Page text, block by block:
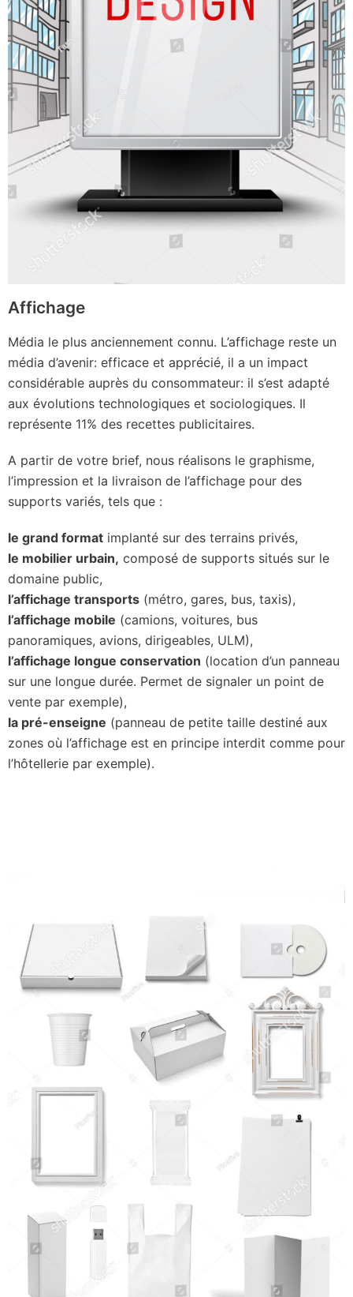
Affichage
Média le plus anciennement connu. L’affichage reste un
média d’avenir: efficace et apprécié, il a un impact
considérable auprès du consommateur: il s’est adapté
aux évolutions technologiques et sociologiques. Il
représente 11% des recettes publicitaires.
A partir de votre brief, nous réalisons le graphisme,
l’impression et la livraison de l’affichage pour des
supports variés, tels que :
le grand format implanté sur des terrains privés,
le mobilier urbain, composé de supports situés sur le
domaine public,
l’affichage transports (métro, gares, bus, taxis),
l’affichage mobile (camions, voitures, bus
panoramiques, avions, dirigeables, ULM),
l’affichage longue conservation (location d’un panneau
sur une longue durée. Permet de signaler un point de
vente par exemple),
la pré-enseigne (panneau de petite taille destiné aux
zones où l’affichage est en principe interdit comme pour
l’hôtellerie par exemple).